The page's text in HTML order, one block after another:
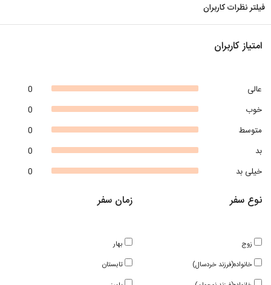
فیلتر نظرات کاربران
امتیاز کاربران
0
عالی
0
خوب
0
متوسط
0
بد
0
خیلی بد
زمان سفر
بهار
تابستان
نوع سفر
زوج
خانواده(فرزند خردسال)